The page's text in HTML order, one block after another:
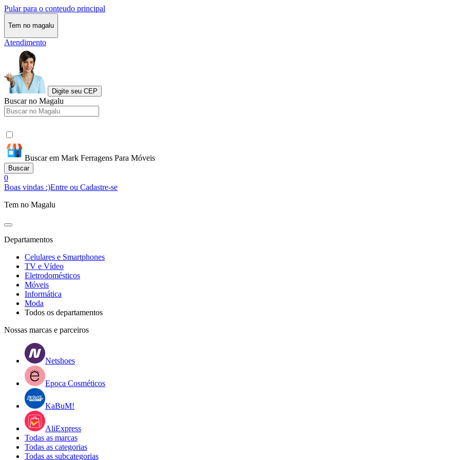
Pular para o conteudo principal
Tem no magalu
Atendimento
Digite seu CEP
Buscar no Magalu
Buscar em Mark Ferragens Para Móveis
Buscar
0
Boas vindas :)Entre ou Cadastre-se
Tem no Magalu
Departamentos
Celulares e Smartphones
TV e Vídeo
Eletrodomésticos
Móveis
Informática
Moda
Todos os departamentos
Nossas marcas e parceiros
Netshoes
Epoca Cosméticos
KaBuM!
AliExpress
Todas as marcas
Todas as categorias
Todas as subcategorias